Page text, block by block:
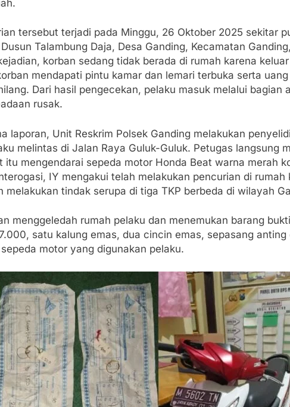
Upaya Cegah Stunting
Agustus 6, 2026
Wujud Kepedulian Polri, Kapolresta Sumenep
Sentosa 2 ke Posko Pusat Tg. Perak Surabaya
Agustus 5, 2026
SMA Negeri Nyalindung Sukabumi Diduga
Ketua Umum FSP Maritim Indonesia Bantah Isu
Agustus 3, 2026
Menjelajahi Potensi Alam dan Kehangatan
Agustus 3, 2026
Korban Tenggelam di Perairan Giligenting
Kapolresta Sumenep Sambut Kedatangan
Agustus 3, 2026
tersebut terjadi pada Minggu, 26 Oktober 2025 sekitar
Talambung Daja, Desa Ganding, Kecamatan
korban sedang tidak berada di rumah karena
mendapati pintu kamar dan lemari terbuka serta
Dari hasil pengecekan, pelaku masuk melalui bagian
rusak.
laporan, Unit Reskrim Polsek Ganding melakukan
melintas di Jalan Raya Guluk-Guluk. Petugas langsung
itu mengendarai sepeda motor Honda Beat warna merah
IY mengakui telah melakukan pencurian di rumah
melakukan tindak serupa di tiga TKP berbeda di wilayah
menggeledah rumah pelaku dan menemukan barang
satu kalung emas, dua cincin emas, sepasang
motor yang digunakan pelaku.